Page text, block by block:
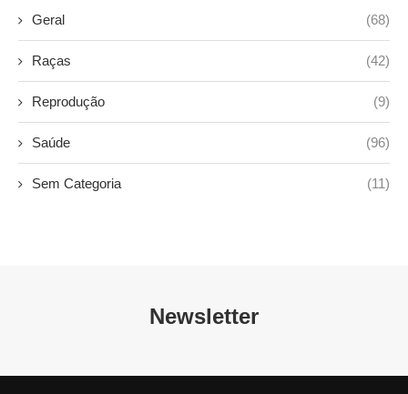
Geral (68)
Raças (42)
Reprodução (9)
Saúde (96)
Sem Categoria (11)
Newsletter